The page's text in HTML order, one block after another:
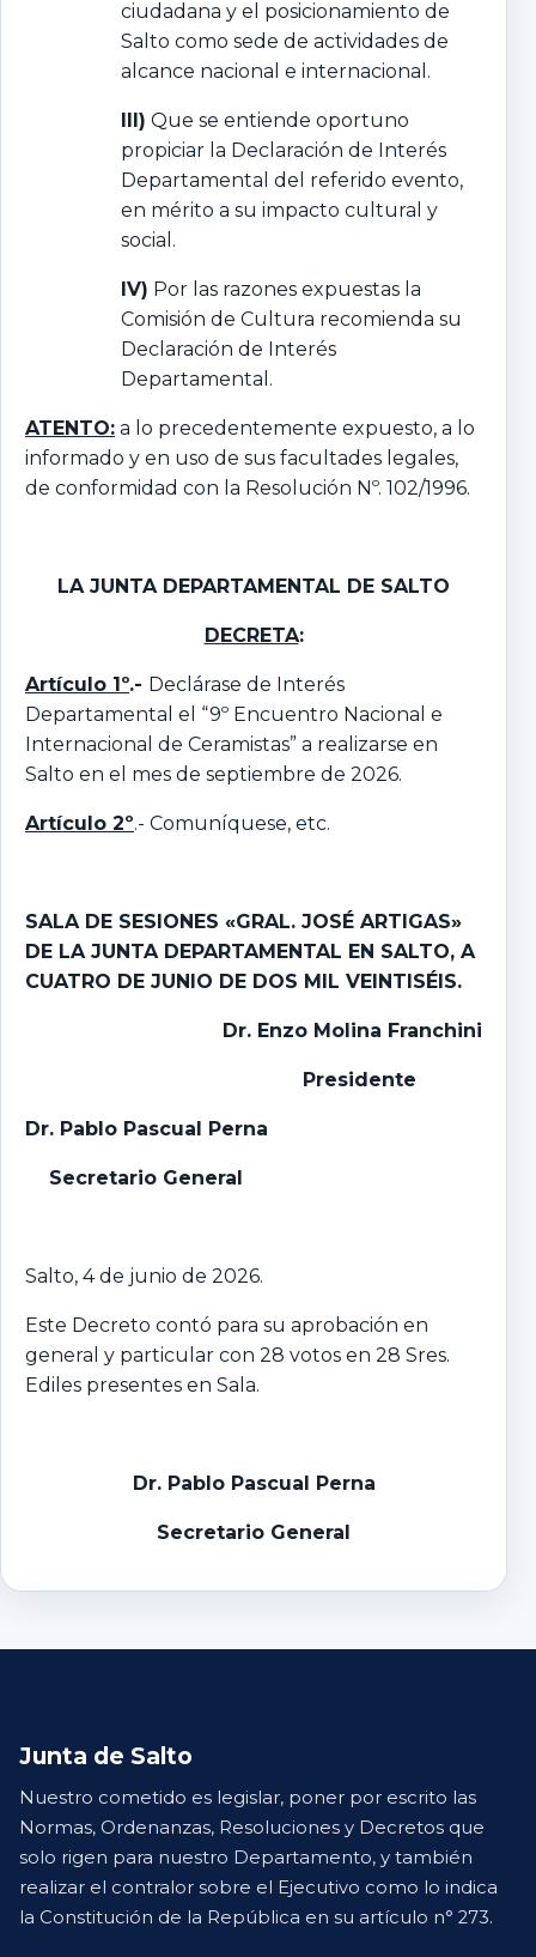
ciudadana y el posicionamiento de
Salto como sede de actividades de
alcance nacional e internacional.
III) Que se entiende oportuno
propiciar la Declaración de Interés
Departamental del referido evento,
en mérito a su impacto cultural y
social.
IV) Por las razones expuestas la
Comisión de Cultura recomienda su
Declaración de Interés
Departamental.
ATENTO: a lo precedentemente expuesto, a lo
informado y en uso de sus facultades legales,
de conformidad con la Resolución Nº. 102/1996.
LA JUNTA DEPARTAMENTAL DE SALTO
DECRETA:
Artículo 1º.- Declárase de Interés
Departamental el “9º Encuentro Nacional e
Internacional de Ceramistas” a realizarse en
Salto en el mes de septiembre de 2026.
Artículo 2º.- Comuníquese, etc.
SALA DE SESIONES «GRAL. JOSÉ ARTIGAS»
DE LA JUNTA DEPARTAMENTAL EN SALTO, A
CUATRO DE JUNIO DE DOS MIL VEINTISÉIS.
Dr. Enzo Molina Franchini
Presidente
Dr. Pablo Pascual Perna
Secretario General
Salto, 4 de junio de 2026.
Este Decreto contó para su aprobación en
general y particular con 28 votos en 28 Sres.
Ediles presentes en Sala.
Dr. Pablo Pascual Perna
Secretario General
Junta de Salto
Nuestro cometido es legislar, poner por escrito las
Normas, Ordenanzas, Resoluciones y Decretos que
solo rigen para nuestro Departamento, y también
realizar el contralor sobre el Ejecutivo como lo indica
la Constitución de la República en su artículo n° 273.